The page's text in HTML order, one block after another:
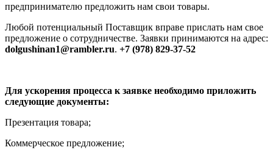
предпринимателю предложить нам свои товары.
Любой потенциальный Поставщик вправе прислать нам свое
предложение о сотрудничестве. Заявки принимаются на адрес:
dolgushinan1@rambler.ru. +7 (978) 829-37-52
Для ускорения процесса к заявке необходимо приложить
следующие документы:
Презентация товара;
Коммерческое предложение;